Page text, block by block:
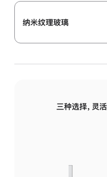
纳米纹理玻璃
三种选择，灵